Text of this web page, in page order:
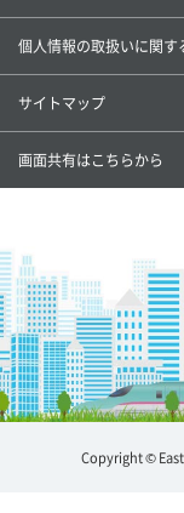
個人情報の取扱いに関す
サイトマップ
画面共有はこちらから
Copyright ©